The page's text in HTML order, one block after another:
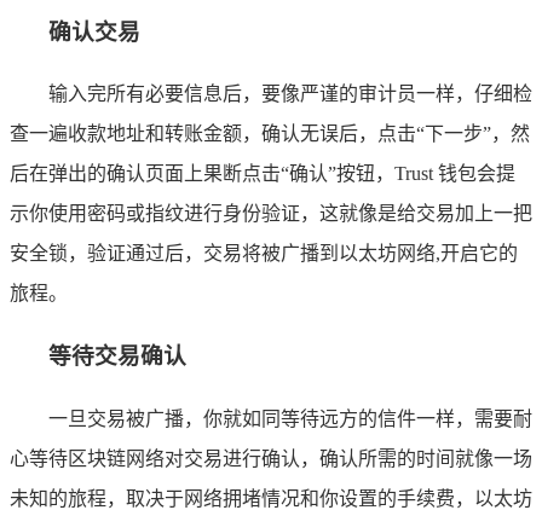
确认交易
输入完所有必要信息后，要像严谨的审计员一样，仔细检
查一遍收款地址和转账金额，确认无误后，点击“下一步”，然
后在弹出的确认页面上果断点击“确认”按钮，Trust 钱包会提
示你使用密码或指纹进行身份验证，这就像是给交易加上一把
安全锁，验证通过后，交易将被广播到以太坊网络,开启它的
旅程。
等待交易确认
一旦交易被广播，你就如同等待远方的信件一样，需要耐
心等待区块链网络对交易进行确认，确认所需的时间就像一场
未知的旅程，取决于网络拥堵情况和你设置的手续费，以太坊